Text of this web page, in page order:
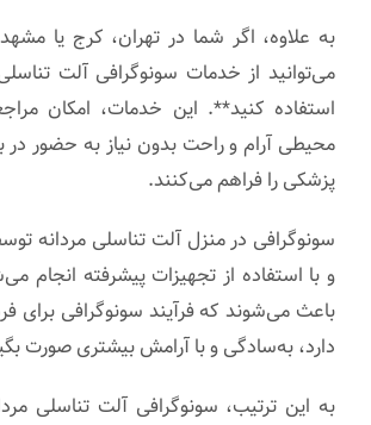
به علاوه، اگر شما در تهران، کرج یا
می‌توانید از خدمات سونوگرافی آلت
استفاده کنید**. این خدمات، امکان
محیطی آرام و راحت بدون نیاز به حضور در
پزشکی را فراهم می‌کنند.
سونوگرافی در منزل آلت تناسلی مردانه
و با استفاده از تجهیزات پیشرفته انجام
باعث می‌شوند که فرآیند سونوگرافی برای
دارد، به‌سادگی و با آرامش بیشتری صورت
به این ترتیب، سونوگرافی آلت تناسلی